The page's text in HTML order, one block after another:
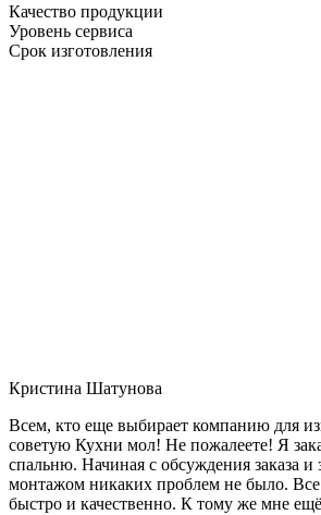
Качество продукции
Уровень сервиса
Срок изготовления
Кристина Шатунова
Всем, кто еще выбирает компанию для
советую Кухни мол! Не пожалеете! Я
спальню. Начиная с обсуждения заказа и
монтажом никаких проблем не было.
быстро и качественно. К тому же мне